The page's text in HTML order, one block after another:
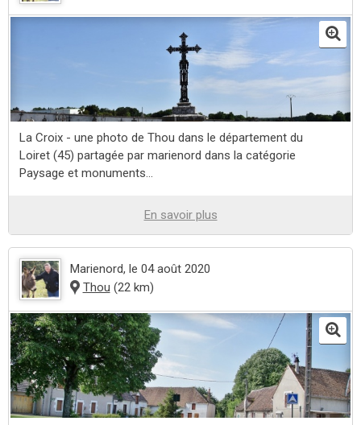
La Croix - une photo de Thou dans le département du
Loiret (45) partagée par marienord dans la catégorie
Paysage et monuments...
En savoir plus
Marienord, le 04 août 2020
Thou (22 km)